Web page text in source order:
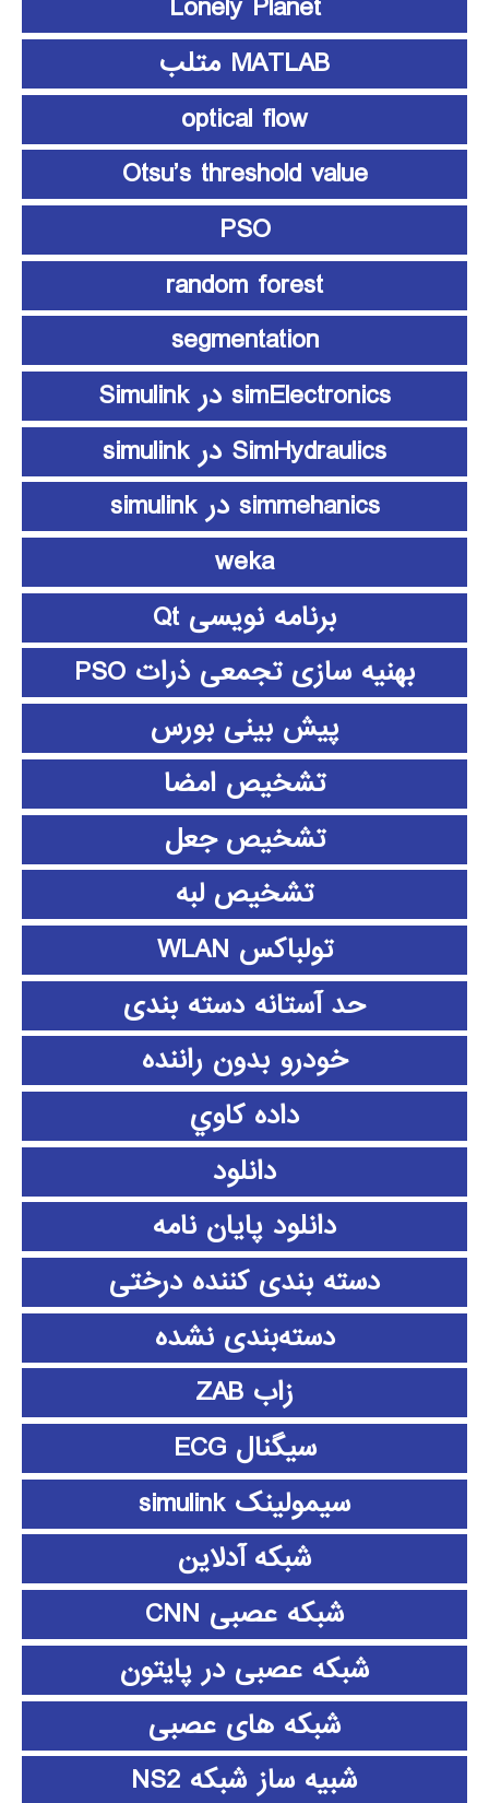
MATLAB متلب
optical flow
Otsu’s threshold value
PSO
random forest
segmentation
simElectronics در Simulink
SimHydraulics در simulink
simmehanics در simulink
weka
برنامه نویسی Qt
بهنیه سازی تجمعی ذرات PSO
پیش بینی بورس
تشخیص امضا
تشخیص جعل
تشخیص لبه
تولباکس WLAN
حد آستانه دسته بندی
خودرو بدون راننده
داده كاوي
دانلود
دانلود پايان نامه
دسته بندی کننده درختی
دسته‌بندی نشده
زاب ZAB
سیگنال ECG
سیمولینک simulink
شبکه آدلاین
شبکه عصبی CNN
شبکه عصبی در پایتون
شبکه های عصبی
شبیه ساز شبکه NS2